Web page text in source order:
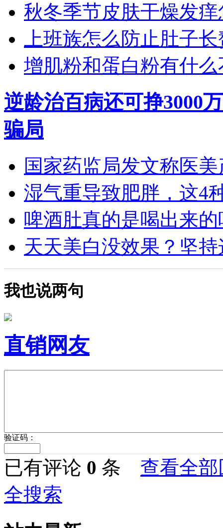
秋冬季节皮肤干燥发痒
上班族怎么防止肚子
增肌粉和蛋白粉有什么
逆龄治百病还可挣3000
骗局
国家药监局发文称医
湿气重导致肥胖，这4
啤酒肚真的是喝出来的
天天美白没效果？坚持
我也说两句
直销网友
验证码：
已有评论 0 条 查看全部
全搜索